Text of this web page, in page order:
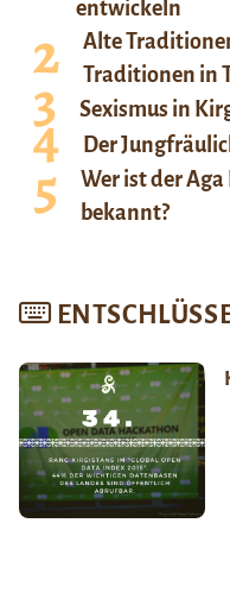
entwickeln
Alte
Traditionen in
Sexismus in
Der
Wer ist der
bekannt?